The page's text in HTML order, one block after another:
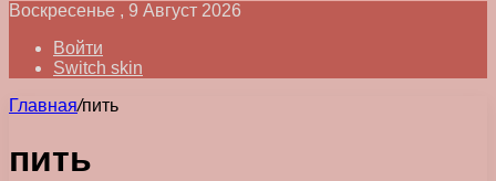
Воскресенье , 9 Август 2026
Войти
Switch skin
Главная/пить
пить